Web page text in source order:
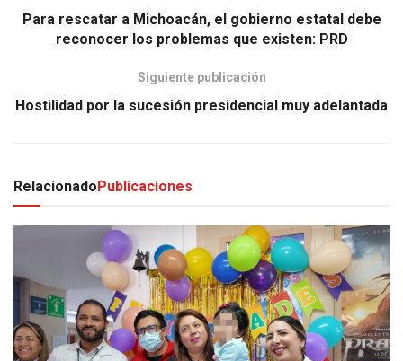
Para rescatar a Michoacán, el gobierno estatal debe
reconocer los problemas que existen: PRD
Siguiente publicación
Hostilidad por la sucesión presidencial muy adelantada
Relacionado Publicaciones